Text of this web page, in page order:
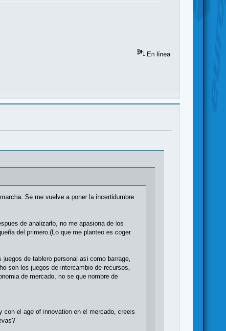
En línea
Se me vuelve a poner la incertidumbre
de analizarlo, no me apasiona de los
del primero.(Lo que me planteo es coger
de tablero personal asi como barrage,
son los juegos de intercambio de recursos,
de mercado, no se que nombre de
con el age of innovation en el mercado, creeis